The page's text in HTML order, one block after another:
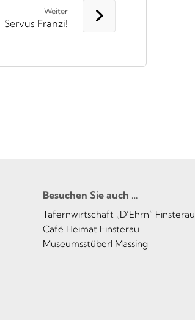
Weiter
Servus Franzi!
Besuchen Sie auch …
Tafernwirtschaft „D’Ehrn“ Finsterau
Café Heimat Finsterau
Museumsstüberl Massing